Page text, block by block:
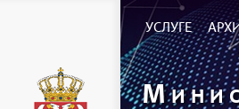
УСЛУГЕ
М